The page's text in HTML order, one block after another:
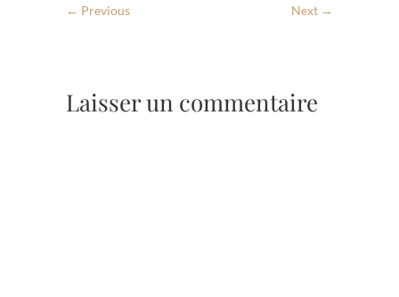
← Previous Next →
Laisser un commentaire